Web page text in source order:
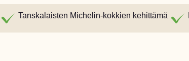
Tanskalaisten Michelin-kokkien kehittämä